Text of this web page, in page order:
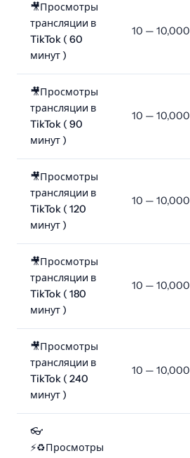
🎥Просмотры
трансляции в
TikTok ( 60
минут )
10 — 10,000
🎥Просмотры
трансляции в
TikTok ( 90
минут )
10 — 10,000
🎥Просмотры
трансляции в
TikTok ( 120
минут )
10 — 10,000
🎥Просмотры
трансляции в
TikTok ( 180
минут )
10 — 10,000
🎥Просмотры
трансляции в
TikTok ( 240
минут )
10 — 10,000
👓
⚡♻️Просмотры